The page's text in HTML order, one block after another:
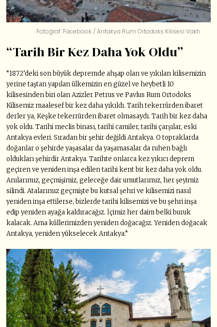
Fotoğraf: Facebook / Antakya Rum Ortodoks Kilisesi Vakfı
“Tarih Bir Kez Daha Yok Oldu”
“1872’deki son büyük depremde ahşap olan ve yıkılan kilisemizin
yerine taştan yapılan ülkemizin en güzel ve heybetli 10
kilisesinden biri olan Azizler Petrus ve Pavlus Rum Ortodoks
Kilisemiz maalesef bir kez daha yıkıldı. Tarih tekerrürden ibaret
derler ya, Keşke tekerrürden ibaret olmasaydı. Tarih bir kez daha
yok oldu. Tarihi meclis binası, tarihi camiler, tarihi çarşılar, eski
Antakya evleri. Sıradan bir şehir değildi Antakya. O topraklarda
doğanlar o şehirde yaşasalar da yaşamasalar da ruhen bağlı
oldukları şehirdir Antakya. Tarihte onlarca kez yıkıcı deprem
geçiren ve yeniden inşa edilen tarihi kent bir kez daha yok oldu.
Anılarımız, geçmişimiz, geleceğe dair umutlarımız, her şeyimiz
silindi. Atalarımız geçmişte bu kutsal şehri ve kilisemizi nasıl
yeniden inşa ettilerse, bizlerde tarihi kilisemizi ve bu şehri inşa
edip yeniden ayağa kaldıracağız. İçimiz her daim belki buruk
kalacak. Ama küllerimizden yeniden doğacağız. Yeniden doğacak
Antakya, yeniden yükselecek Antakya.”